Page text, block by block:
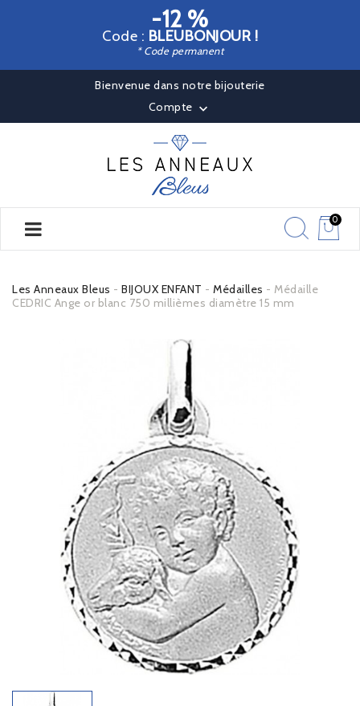
-12 %
Code : BLEUBONJOUR !
* Code permanent
Bienvenue dans notre bijouterie
Compte 
0
Les Anneaux Bleus BIJOUX ENFANT Médailles
Médaille
CEDRIC Ange or blanc 750 millièmes diamètre 15 mm